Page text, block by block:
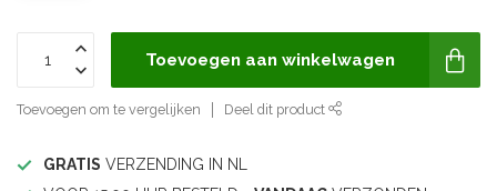
Toevoegen aan winkelwagen
Toevoegen om te vergelijken Deel dit product
GRATIS VERZENDING IN NL